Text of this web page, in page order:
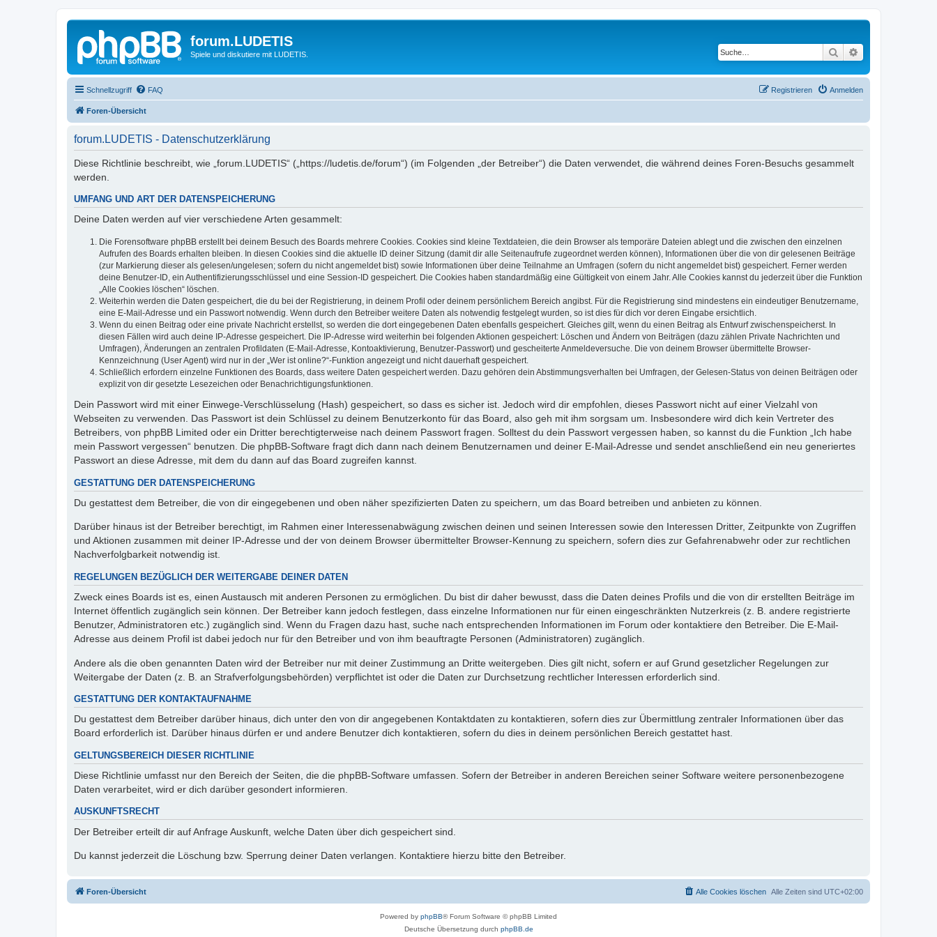
forum.LUDETIS
Spiele und diskutiere mit LUDETIS. Suche
Schnellzugriff FAQ Anmelden
Registrieren
Foren-Übersicht
forum.LUDETIS - Datenschutzerklärung
Diese Richtlinie beschreibt, wie „forum.LUDETIS“ („https://ludetis.de/forum“) (im Folgenden „der Betreiber“) die Daten verwendet, die während deines Foren-Besuchs gesammelt
werden.
UMFANG UND ART DER DATENSPEICHERUNG
Deine Daten werden auf vier verschiedene Arten gesammelt:
Die Forensoftware phpBB erstellt bei deinem Besuch des Boards mehrere Cookies. Cookies sind kleine Textdateien, die dein Browser als temporäre Dateien ablegt und die zwischen den einzelnen
Aufrufen des Boards erhalten bleiben. In diesen Cookies sind die aktuelle ID deiner Sitzung (damit dir alle Seitenaufrufe zugeordnet werden können), Informationen über die von dir gelesenen Beiträge
(zur Markierung dieser als gelesen/ungelesen; sofern du nicht angemeldet bist) sowie Informationen über deine Teilnahme an Umfragen (sofern du nicht angemeldet bist) gespeichert. Ferner werden
deine Benutzer-ID, ein Authentifizierungsschlüssel und eine Session-ID gespeichert. Die Cookies haben standardmäßig eine Gültigkeit von einem Jahr. Alle Cookies kannst du jederzeit über die Funktion
„Alle Cookies löschen“ löschen.
Weiterhin werden die Daten gespeichert, die du bei der Registrierung, in deinem Profil oder deinem persönlichem Bereich angibst. Für die Registrierung sind mindestens ein eindeutiger Benutzername,
eine E-Mail-Adresse und ein Passwort notwendig. Wenn durch den Betreiber weitere Daten als notwendig festgelegt wurden, so ist dies für dich vor deren Eingabe ersichtlich.
Wenn du einen Beitrag oder eine private Nachricht erstellst, so werden die dort eingegebenen Daten ebenfalls gespeichert. Gleiches gilt, wenn du einen Beitrag als Entwurf zwischenspeicherst. In
diesen Fällen wird auch deine IP-Adresse gespeichert. Die IP-Adresse wird weiterhin bei folgenden Aktionen gespeichert: Löschen und Ändern von Beiträgen (dazu zählen Private Nachrichten und
Umfragen), Änderungen an zentralen Profildaten (E-Mail-Adresse, Kontoaktivierung, Benutzer-Passwort) und gescheiterte Anmeldeversuche. Die von deinem Browser übermittelte Browser-
Kennzeichnung (User Agent) wird nur in der „Wer ist online?“-Funktion angezeigt und nicht dauerhaft gespeichert.
Schließlich erfordern einzelne Funktionen des Boards, dass weitere Daten gespeichert werden. Dazu gehören dein Abstimmungsverhalten bei Umfragen, der Gelesen-Status von deinen Beiträgen oder
explizit von dir gesetzte Lesezeichen oder Benachrichtigungsfunktionen.
Dein Passwort wird mit einer Einwege-Verschlüsselung (Hash) gespeichert, so dass es sicher ist. Jedoch wird dir empfohlen, dieses Passwort nicht auf einer Vielzahl von
Webseiten zu verwenden. Das Passwort ist dein Schlüssel zu deinem Benutzerkonto für das Board, also geh mit ihm sorgsam um. Insbesondere wird dich kein Vertreter des
Betreibers, von phpBB Limited oder ein Dritter berechtigterweise nach deinem Passwort fragen. Solltest du dein Passwort vergessen haben, so kannst du die Funktion „Ich habe
mein Passwort vergessen“ benutzen. Die phpBB-Software fragt dich dann nach deinem Benutzernamen und deiner E-Mail-Adresse und sendet anschließend ein neu generiertes
Passwort an diese Adresse, mit dem du dann auf das Board zugreifen kannst.
GESTATTUNG DER DATENSPEICHERUNG
Du gestattest dem Betreiber, die von dir eingegebenen und oben näher spezifizierten Daten zu speichern, um das Board betreiben und anbieten zu können.
Darüber hinaus ist der Betreiber berechtigt, im Rahmen einer Interessenabwägung zwischen deinen und seinen Interessen sowie den Interessen Dritter, Zeitpunkte von Zugriffen
und Aktionen zusammen mit deiner IP-Adresse und der von deinem Browser übermittelter Browser-Kennung zu speichern, sofern dies zur Gefahrenabwehr oder zur rechtlichen
Nachverfolgbarkeit notwendig ist.
REGELUNGEN BEZÜGLICH DER WEITERGABE DEINER DATEN
Zweck eines Boards ist es, einen Austausch mit anderen Personen zu ermöglichen. Du bist dir daher bewusst, dass die Daten deines Profils und die von dir erstellten Beiträge im
Internet öffentlich zugänglich sein können. Der Betreiber kann jedoch festlegen, dass einzelne Informationen nur für einen eingeschränkten Nutzerkreis (z. B. andere registrierte
Benutzer, Administratoren etc.) zugänglich sind. Wenn du Fragen dazu hast, suche nach entsprechenden Informationen im Forum oder kontaktiere den Betreiber. Die E-Mail-
Adresse aus deinem Profil ist dabei jedoch nur für den Betreiber und von ihm beauftragte Personen (Administratoren) zugänglich.
Andere als die oben genannten Daten wird der Betreiber nur mit deiner Zustimmung an Dritte weitergeben. Dies gilt nicht, sofern er auf Grund gesetzlicher Regelungen zur
Weitergabe der Daten (z. B. an Strafverfolgungsbehörden) verpflichtet ist oder die Daten zur Durchsetzung rechtlicher Interessen erforderlich sind.
GESTATTUNG DER KONTAKTAUFNAHME
Du gestattest dem Betreiber darüber hinaus, dich unter den von dir angegebenen Kontaktdaten zu kontaktieren, sofern dies zur Übermittlung zentraler Informationen über das
Board erforderlich ist. Darüber hinaus dürfen er und andere Benutzer dich kontaktieren, sofern du dies in deinem persönlichen Bereich gestattet hast.
GELTUNGSBEREICH DIESER RICHTLINIE
Diese Richtlinie umfasst nur den Bereich der Seiten, die die phpBB-Software umfassen. Sofern der Betreiber in anderen Bereichen seiner Software weitere personenbezogene
Daten verarbeitet, wird er dich darüber gesondert informieren.
AUSKUNFTSRECHT
Der Betreiber erteilt dir auf Anfrage Auskunft, welche Daten über dich gespeichert sind.
Du kannst jederzeit die Löschung bzw. Sperrung deiner Daten verlangen. Kontaktiere hierzu bitte den Betreiber.
Foren-Übersicht Alle Zeiten sind UTC+02:00
Alle Cookies löschen
Powered by phpBB® Forum Software © phpBB Limited
Deutsche Übersetzung durch phpBB.de